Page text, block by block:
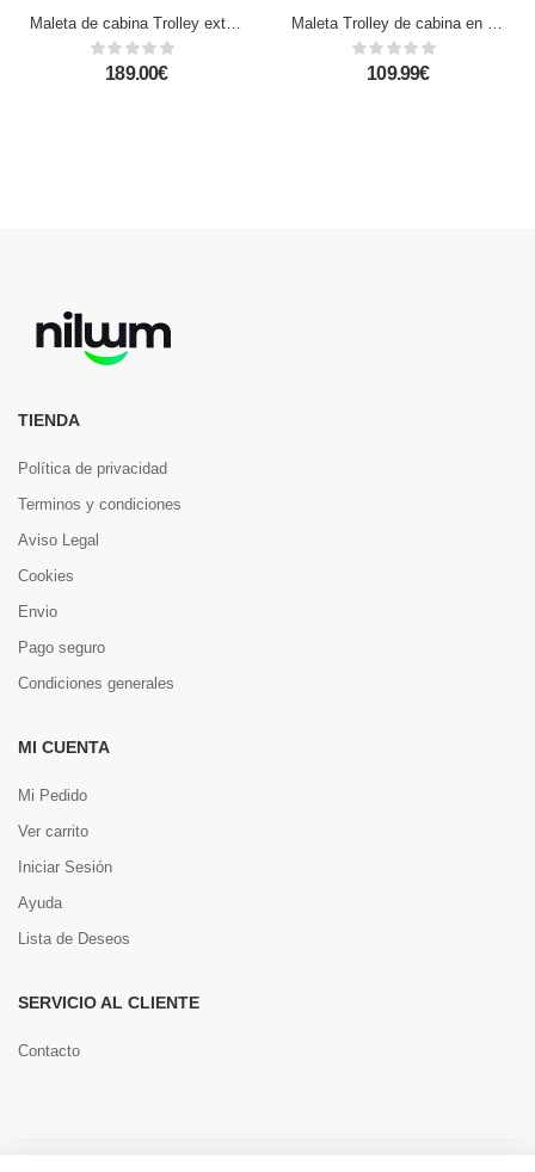
Maleta de cabina Trolley extensible en material ligero de ABS+PC de alta resistencia con esquinas reforzadas. Cerradura numérica TSA, 4 ruedas dobles extraíbles y giratorias 360°.
189.00€
Maleta Trolley de cabina en material ligero, de ABS de alta resistencia. Cerradura numérica, 4 ruedas dobles giratorias 360°.
109.99€
TIENDA
Política de privacidad
Terminos y condiciones
Aviso Legal
Cookies
Envio
Pago seguro
Condiciones generales
MI CUENTA
Mi Pedido
Ver carrito
Iniciar Sesión
Ayuda
Lista de Deseos
SERVICIO AL CLIENTE
Contacto